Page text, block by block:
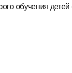
обучения детей